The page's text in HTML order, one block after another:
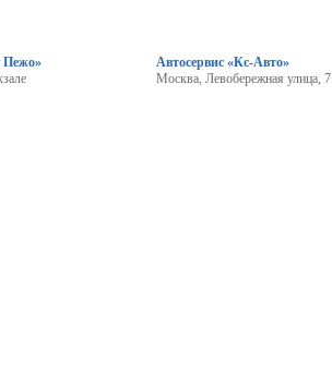
Пежо»
Автосервис «Кс-Авто»
Москва, Левобережная улица, 7